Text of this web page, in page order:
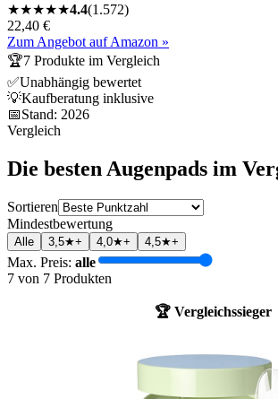
★★★★★4.4(1.572)
22,40 €
Zum Angebot auf Amazon »
🏆7 Produkte im Vergleich
✅Unabhängig bewertet
💡Kaufberatung inklusive
📅Stand: 2026
Vergleich
Die besten Augenpads im
Sortieren
Mindestbewertung
Alle 3,5★+ 4,0★+ 4,5★+
Max. Preis: alle
7 von 7 Produkten
🏆 Vergleichssieger